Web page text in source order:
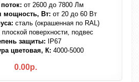
от 2600 до 7800 Лм
мощность, Вт: от 20 до 60 Вт
сталь (окрашенная по RAL)
плоской поверхности, подвес
защиты: IP67
цветовая, К: 4000-5000
0.00р.